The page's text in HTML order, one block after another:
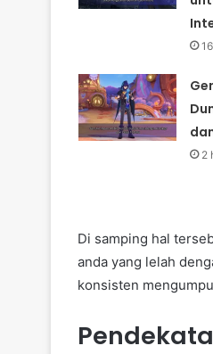
2
Di samping hal
anda yang lelah
konsisten